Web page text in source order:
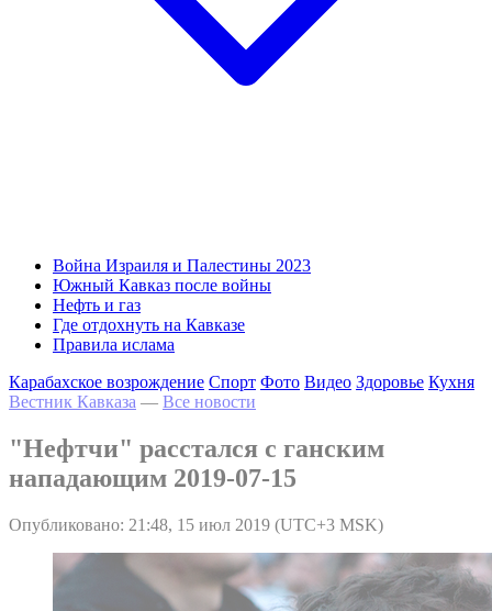
Война Израиля и Палестины 2023
Южный Кавказ после войны
Нефть и газ
Где отдохнуть на Кавказе
Правила ислама
Карабахское возрождение Спорт Фото Видео Здоровье Кухня
Вестник Кавказа — Все новости
"Нефтчи" расстался с ганским
нападающим 2019-07-15
Опубликовано: 21:48, 15 июл 2019 (UTC+3 MSK)